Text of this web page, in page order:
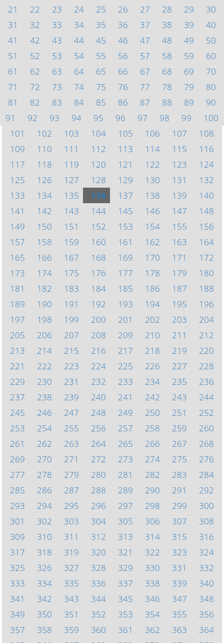
21
22 23 24 25 26 27 28 29
30
31
32 33 34 35 36 37 38 39
40
41
42 43 44 45 46 47 48 49
50
51
52 53 54 55 56 57 58 59
60
61
62 63 64 65 66 67 68 69
70
71
72 73 74 75 76 77 78 79
80
81
82 83 84 85 86 87 88 89
90
91
92 93 94 95 96 97 98 99
100
101
102 103 104 105 106 107
108
109
110 111 112 113 114 115
116
117
118 119 120 121 122 123
124
125
126 127 128 129 130 131
132
133
134 135 136 137 138 139
140
141
142 143 144 145 146 147
148
149
150 151 152 153 154 155
156
157
158 159 160 161 162 163
164
165
166 167 168 169 170 171
172
173
174 175 176 177 178 179
180
181
182 183 184 185 186 187
188
189
190 191 192 193 194 195
196
197
198 199 200 201 202 203
204
205
206 207 208 209 210 211
212
213
214 215 216 217 218 219
220
221
222 223 224 225 226 227
228
229
230 231 232 233 234 235
236
237
238 239 240 241 242 243
244
245
246 247 248 249 250 251
252
253
254 255 256 257 258 259
260
261
262 263 264 265 266 267
268
269
270 271 272 273 274 275
276
277
278 279 280 281 282 283
284
285
286 287 288 289 290 291
292
293
294 295 296 297 298 299
300
301
302 303 304 305 306 307
308
309
310 311 312 313 314 315
316
317
318 319 320 321 322 323
324
325
326 327 328 329 330 331
332
333
334 335 336 337 338 339
340
341
342 343 344 345 346 347
348
349
350 351 352 353 354 355
356
357
358 359 360 361 362 363
364